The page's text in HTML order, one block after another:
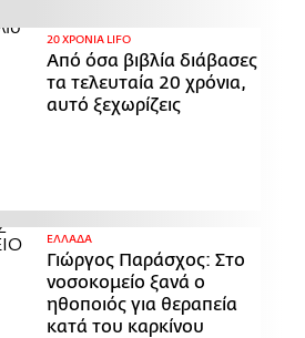
20 ΧΡΟΝΙΑ LIFO
Από όσα βιβλία διάβασες
τα τελευταία 20 χρόνια,
αυτό ξεχωρίζεις
ΕΛΛΑΔΑ
Γιώργος Παράσχος: Στο
νοσοκομείο ξανά ο
ηθοποιός για θεραπεία
κατά του καρκίνου